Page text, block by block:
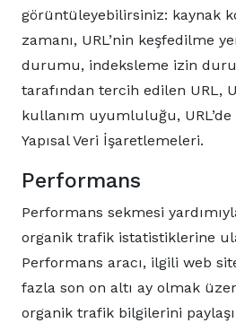
görüntüleyebilirsiniz: kaynak
zamanı, URL’nin keşfedilme
durumu, indeksleme izin
tarafından tercih edilen URL,
kullanım uyumluluğu,
Yapısal Veri İşaretlemeleri.
Performans
Performans sekmesi
organik trafik istatistiklerine
Performans aracı, ilgili web
fazla son on altı ay olmak
organik trafik bilgilerini